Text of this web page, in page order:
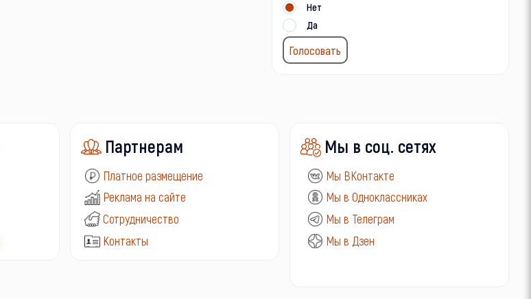
Нет
Да
Партнерам
Платное размещение
Реклама на сайте
Сотрудничество
Контакты
Мы в соц. сетях
Мы ВКонтакте
Мы в Одноклассниках
Мы в Телеграм
Мы в Дзен